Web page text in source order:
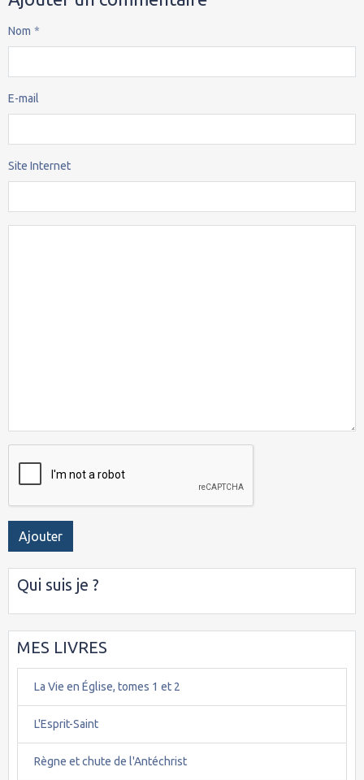
Nom
E-mail
Site Internet
Ajouter
Qui suis je ?
MES LIVRES
La Vie en Église, tomes 1 et 2
L'Esprit-Saint
Règne et chute de l'Antéchrist